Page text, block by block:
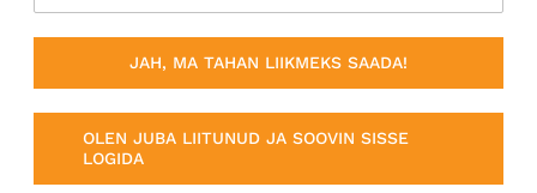
JAH, MA TAHAN LIIKMEKS SAADA!
OLEN JUBA LIITUNUD JA SOOVIN SISSE
LOGIDA